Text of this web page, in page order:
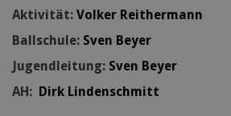
Aktivität: Volker Reithermann
Ballschule: Sven Beyer
Jugendleitung: Sven Beyer
AH: Dirk Lindenschmitt